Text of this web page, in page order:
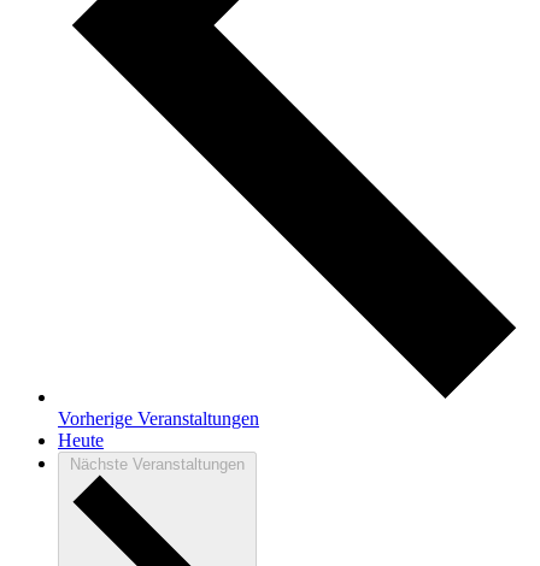
Vorherige Veranstaltungen
Heute
Nächste Veranstaltungen